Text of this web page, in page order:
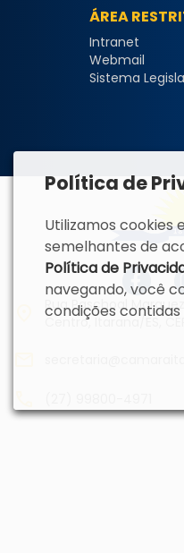
ÁREA
Intranet
Webmail
Sistema
Rua Paschoal Marquez,
Centro, Itarana/ES,
Política de
Utilizamos cookies
semelhantes de
Política de
navegando, você
condições contidas